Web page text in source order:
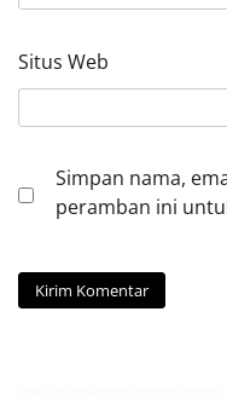
Situs Web
Simpan nama,
peramban ini